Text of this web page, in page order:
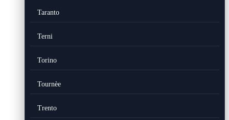
Taranto
Terni
Torino
Tournèe
Trento